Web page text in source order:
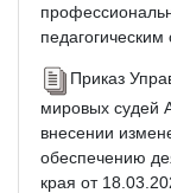
Приказ
мировых судей
внесении
обеспечению
края от